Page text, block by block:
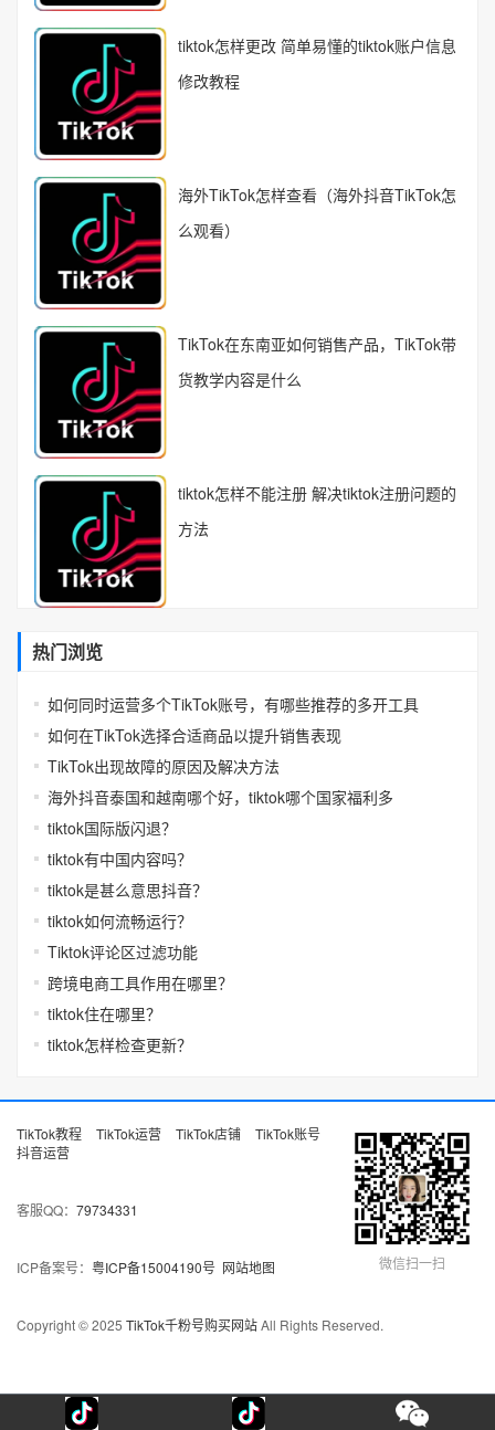
tiktok怎样更改 简单易懂的tiktok账户信息
修改教程
海外TikTok怎样查看（海外抖音TikTok怎
么观看）
TikTok在东南亚如何销售产品，TikTok带
货教学内容是什么
tiktok怎样不能注册 解决tiktok注册问题的
方法
热门浏览
如何同时运营多个TikTok账号，有哪些推荐的多开工具
如何在TikTok选择合适商品以提升销售表现
TikTok出现故障的原因及解决方法
海外抖音泰国和越南哪个好，tiktok哪个国家福利多
tiktok国际版闪退？
tiktok有中国内容吗？
tiktok是甚么意思抖音？
tiktok如何流畅运行？
Tiktok评论区过滤功能
跨境电商工具作用在哪里？
tiktok住在哪里？
tiktok怎样检查更新？
微信扫一扫
TikTok教程 TikTok运营 TikTok店铺
TikTok账号
抖音运营
客服QQ： 79734331
ICP备案号： 粤ICP备15004190号 网站地图
Copyright © 2025 TikTok千粉号购买网站All Rights Reserved.